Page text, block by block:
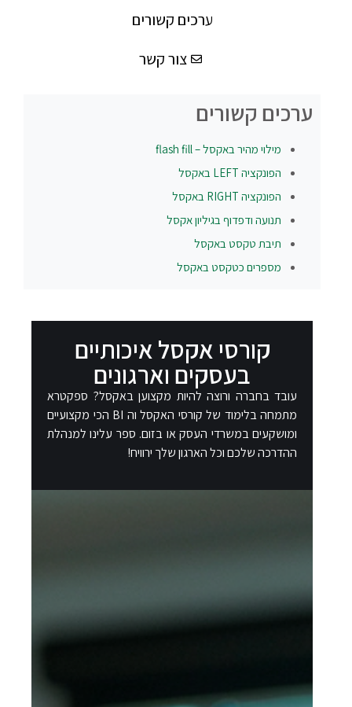
ערכים קשורים
צור קשר
ערכים קשורים
מילוי מהיר באקסל – flash fill
הפונקציה LEFT באקסל
הפונקציה RIGHT באקסל
תנועה ודפדוף בגיליון אקסל
תיבת טקסט באקסל
מספרים כטקסט באקסל
קורסי אקסל איכותיים
בעסקים וארגונים​
עובד בחברה ורוצה להיות מקצוען באקסל? ספקטרא
מתמחה בלימוד של קורסי האקסל וה BI הכי מקצועיים
ומושקעים במשרדי העסק או בזום. ספר עלינו למנהלת
ההדרכה שלכם וכל הארגון שלך ירוויח!